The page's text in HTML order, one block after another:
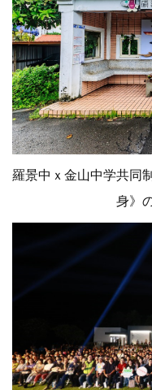
羅景中ｘ金山中学共同
身》